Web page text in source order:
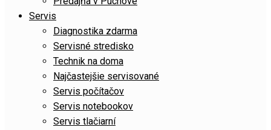
Servis
Diagnostika zdarma
Servisné stredisko
Technik na doma
Najčastejšie servisované
Servis počítačov
Servis notebookov
Servis tlačiarní